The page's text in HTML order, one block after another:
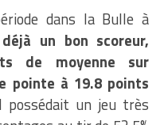
dans la Bulle à
un bon scoreur,
de moyenne sur
pointe à 19.8 points
possédait un jeu très